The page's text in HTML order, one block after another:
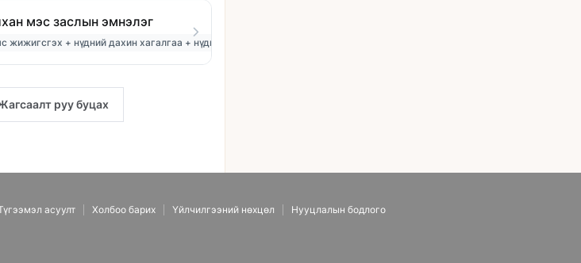
мэс заслын эмнэлэг
жижигсгэх + нүдний дахин хагалгаа + нүдний булан давхар нээх + хамрын гоо сайхны мэс засал
руу буцах
асуулт Холбоо барих Үйлчилгээний нөхцөл Нууцлалын бодлого